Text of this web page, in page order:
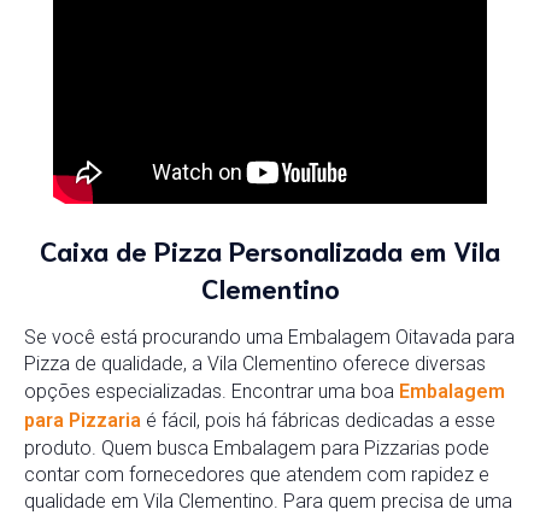
Caixa de Pizza Personalizada em Vila
Clementino
Se você está procurando uma Embalagem Oitavada para
Pizza de qualidade, a Vila Clementino oferece diversas
opções especializadas. Encontrar uma boa Embalagem
para Pizzaria é fácil, pois há fábricas dedicadas a esse
produto. Quem busca Embalagem para Pizzarias pode
contar com fornecedores que atendem com rapidez e
qualidade em Vila Clementino. Para quem precisa de uma